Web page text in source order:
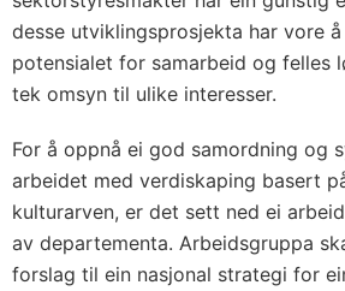
desse utviklingsprosjekta har vore
potensialet for samarbeid og felles
tek omsyn til ulike interesser.
For å oppnå ei god samordning og
arbeidet med verdiskaping basert
kulturarven, er det sett ned ei
av departementa. Arbeidsgruppa
forslag til ein nasjonal strategi for